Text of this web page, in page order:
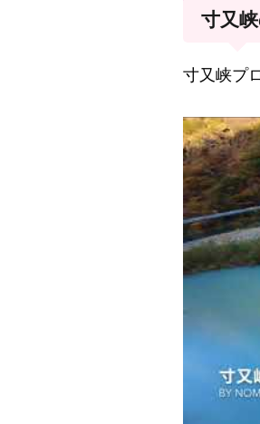
寸又
寸又峡プ